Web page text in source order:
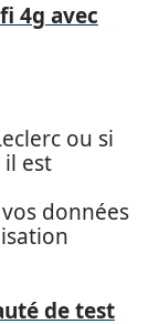
4g avec
ou si
il est
données
de test